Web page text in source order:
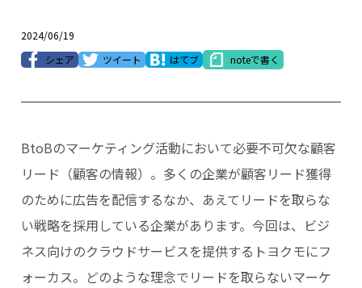
2024/06/19
シェア
ツイート はてブ noteで書く
BtoBのマーケティング活動において必要不可欠な顧客
リード（顧客の情報）。多くの企業が顧客リード獲得
のために広告を配信するなか、あえてリードを取らな
い戦略を採用している企業があります。今回は、ビジ
ネス向けのクラウドサービスを提供するトヨクモにフ
ォーカス。どのような理念でリードを取らないマーケ